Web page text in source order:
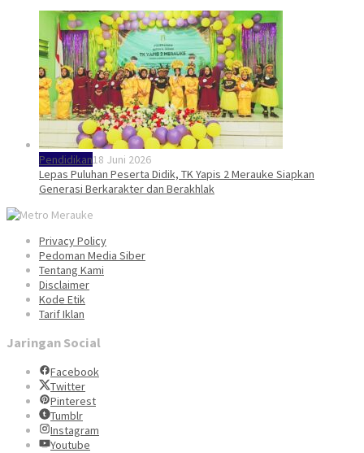
Pendidikan18 Juni 2026
Lepas Puluhan Peserta Didik, TK Yapis 2 Merauke Siapkan
Generasi Berkarakter dan Berakhlak
Privacy Policy
Pedoman Media Siber
Tentang Kami
Disclaimer
Kode Etik
Tarif Iklan
Jaringan Social
Facebook
Twitter
Pinterest
Tumblr
Instagram
Youtube